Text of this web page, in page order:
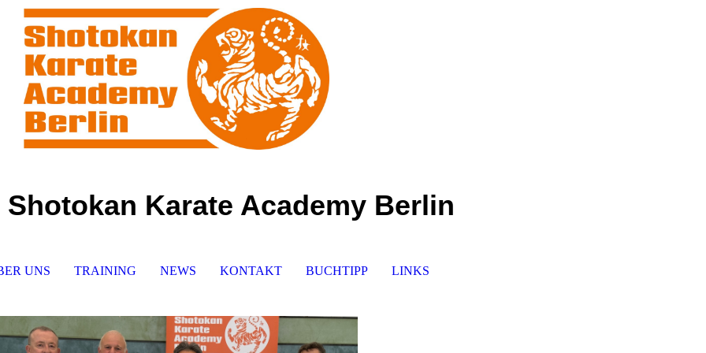
Shotokan Karate Academy Berlin
UNS TRAINING NEWS KONTAKT BUCHTIPP LINKS